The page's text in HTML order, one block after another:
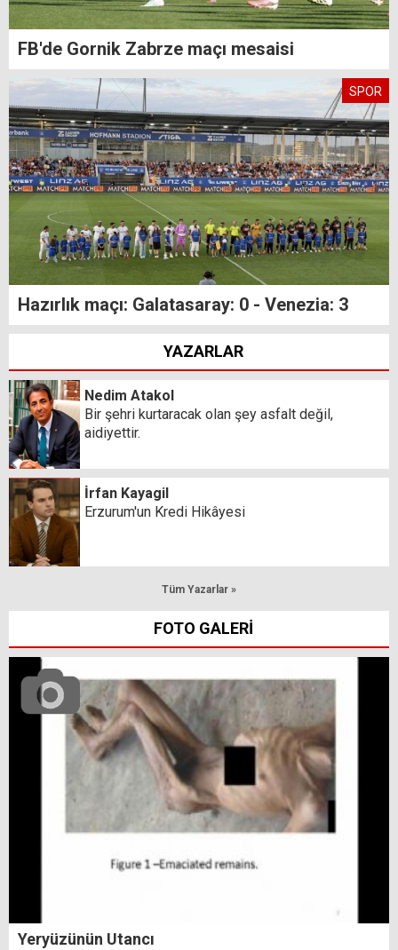
FB'de Gornik Zabrze maçı mesaisi
SPOR
Hazırlık maçı: Galatasaray: 0 - Venezia: 3
YAZARLAR
Nedim Atakol
Bir şehri kurtaracak olan şey asfalt değil,
aidiyettir.
İrfan Kayagil
Erzurum'un Kredi Hikâyesi
Tüm Yazarlar »
FOTO GALERİ
Yeryüzünün Utancı